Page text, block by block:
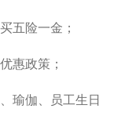
五险一金；
惠政策；
瑜伽、员工生日